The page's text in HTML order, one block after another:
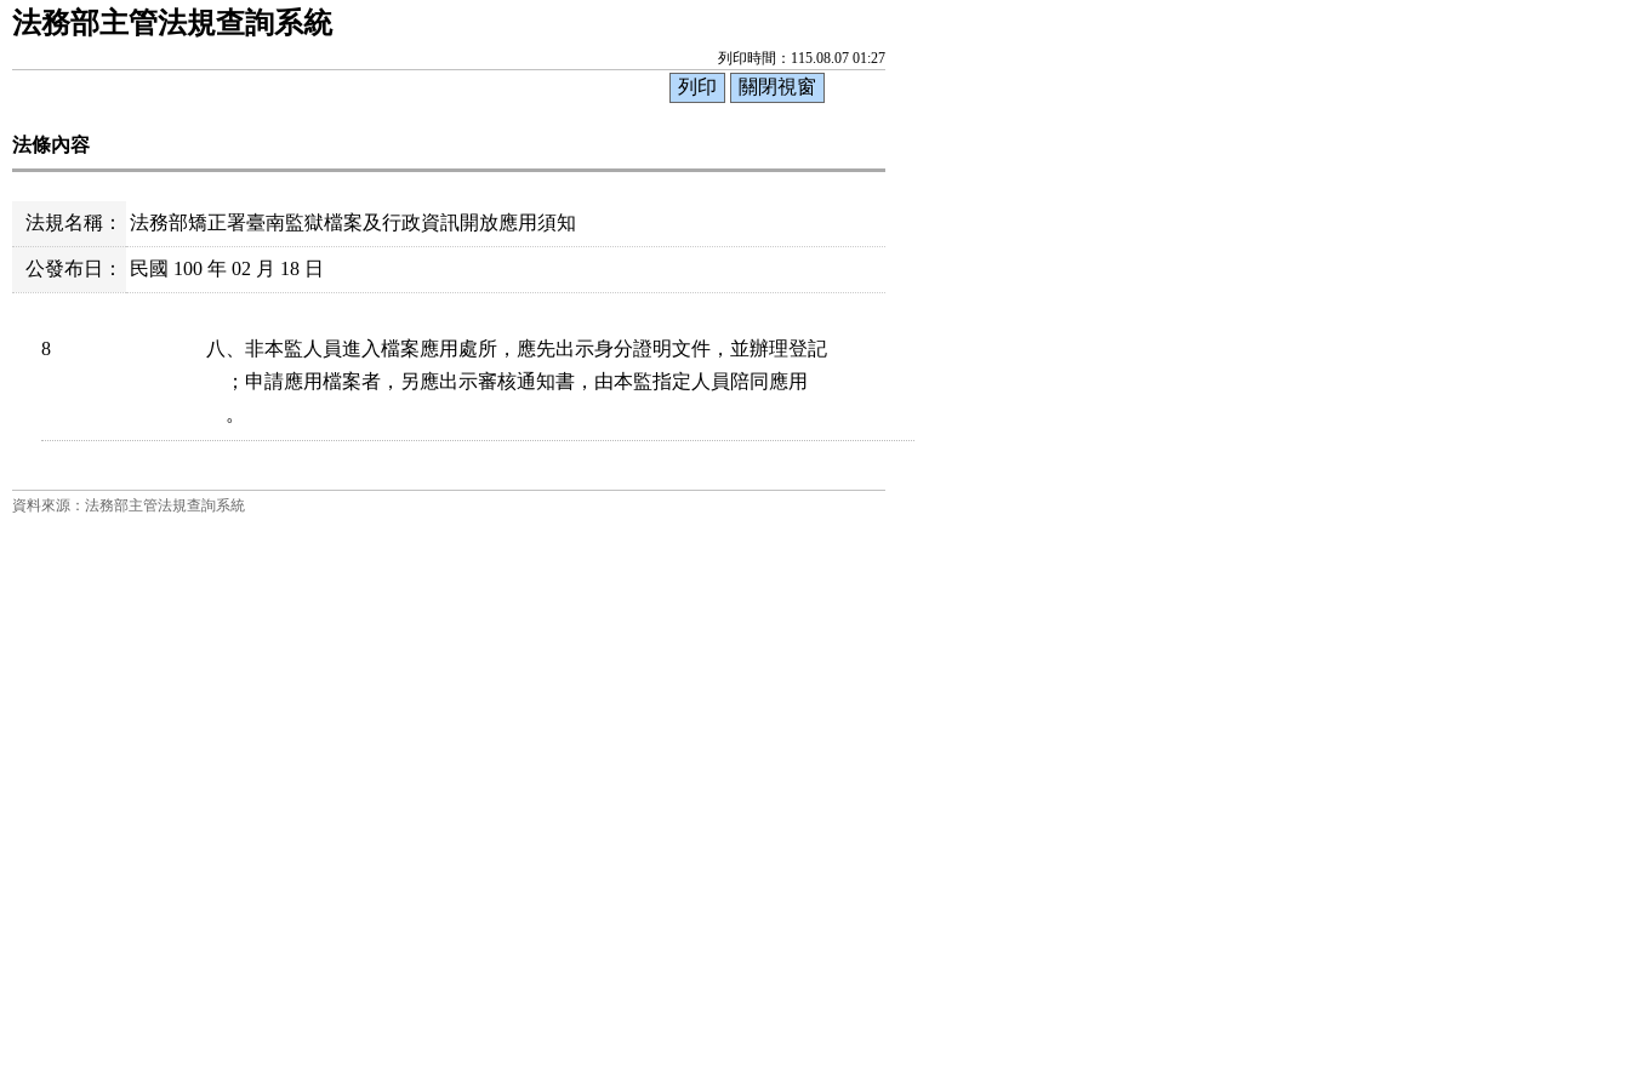
法務部主管法規查詢系統
列印時間：115.08.07 01:27
法條內容
法規名稱： 法務部矯正署臺南監獄檔案及行政資訊開放應用須知
公發布日： 民國 100 年 02 月 18 日
8
八、非本監人員進入檔案應用處所，應先出示身分證明文件，並辦理登記
    ；申請應用檔案者，另應出示審核通知書，由本監指定人員陪同應用
    。
資料來源：法務部主管法規查詢系統